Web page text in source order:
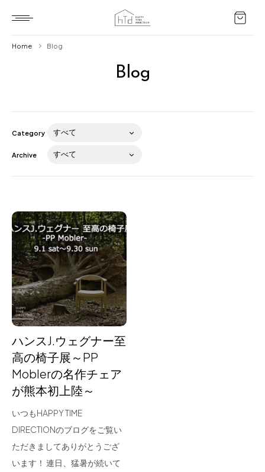
Blog
About us
for Business
Recruit
Contact
フラッグシップストア
Blog
Home Blog
Category
Archive
ハンスJ.ウェグナー至
高の椅子展～PP
Moblerの名作チェア
が熊本初上陸～
いつもHAPPY TIME
DIRECTIONのブログをご覧い
ただきましてありがとうござ
います！ 連日、猛暑が続いて